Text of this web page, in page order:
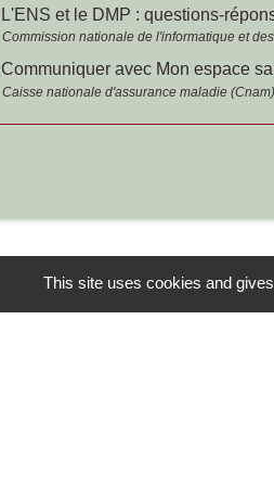
L'ENS et le DMP : questions-
Commission nationale de l'informatique et
Communiquer avec Mon espace
Caisse nationale d'assurance maladie (Cnam)
This site uses cookies and